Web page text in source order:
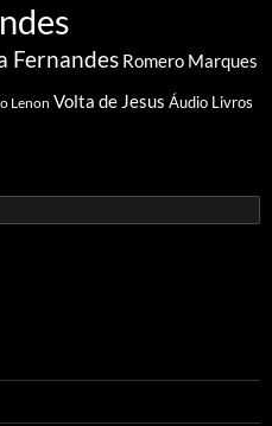
Fernandes Romero Marques
Lenon Volta de Jesus Áudio Livros